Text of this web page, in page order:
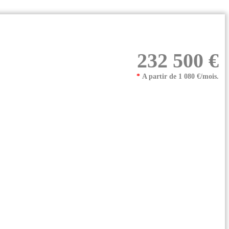
232 500 €
* A partir de 1 080 €/mois.